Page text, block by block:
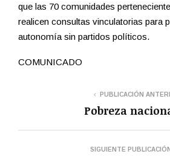
que las 70 comunidades
realicen consultas vinculatorias para
autonomía sin partidos políticos.
COMUNICADO
PUBLICACIÓN
Pobreza
SIGUIENTE PUBLICACIÓN